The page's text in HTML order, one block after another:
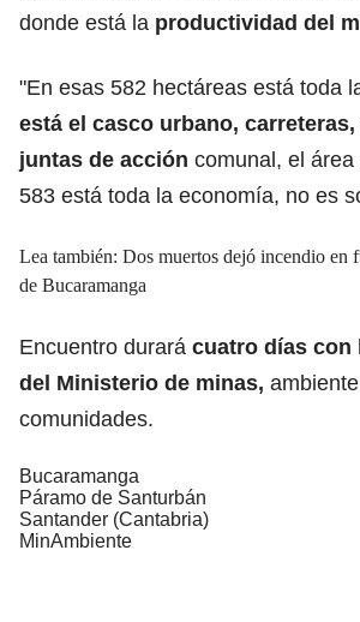
donde está la productividad del
"En esas 582 hectáreas está toda
está el casco urbano, carreteras,
juntas de acción comunal, el
583 está toda la economía, no es
Lea también: Dos muertos dejó incendio en
de Bucaramanga
Encuentro durará cuatro días con
del Ministerio de minas,
comunidades.
Bucaramanga
Páramo de Santurbán
Santander (Cantabria)
MinAmbiente